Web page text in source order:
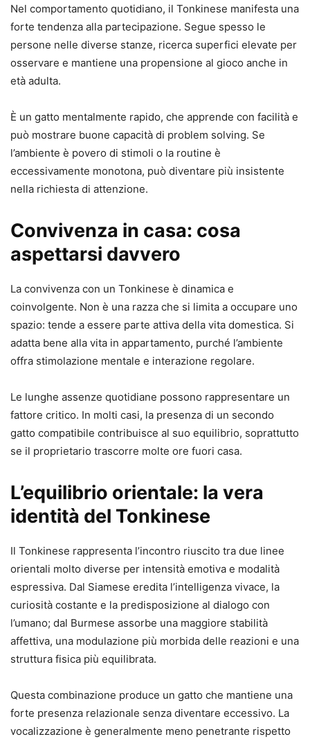
Nel comportamento quotidiano, il Tonkinese manifesta una
forte tendenza alla partecipazione. Segue spesso le
persone nelle diverse stanze, ricerca superfici elevate per
osservare e mantiene una propensione al gioco anche in
età adulta.
È un gatto mentalmente rapido, che apprende con facilità e
può mostrare buone capacità di problem solving. Se
l’ambiente è povero di stimoli o la routine è
eccessivamente monotona, può diventare più insistente
nella richiesta di attenzione.
Convivenza in casa: cosa
aspettarsi davvero
La convivenza con un Tonkinese è dinamica e
coinvolgente. Non è una razza che si limita a occupare uno
spazio: tende a essere parte attiva della vita domestica. Si
adatta bene alla vita in appartamento, purché l’ambiente
offra stimolazione mentale e interazione regolare.
Le lunghe assenze quotidiane possono rappresentare un
fattore critico. In molti casi, la presenza di un secondo
gatto compatibile contribuisce al suo equilibrio, soprattutto
se il proprietario trascorre molte ore fuori casa.
L’equilibrio orientale: la vera
identità del Tonkinese
Il Tonkinese rappresenta l’incontro riuscito tra due linee
orientali molto diverse per intensità emotiva e modalità
espressiva. Dal Siamese eredita l’intelligenza vivace, la
curiosità costante e la predisposizione al dialogo con
l’umano; dal Burmese assorbe una maggiore stabilità
affettiva, una modulazione più morbida delle reazioni e una
struttura fisica più equilibrata.
Questa combinazione produce un gatto che mantiene una
forte presenza relazionale senza diventare eccessivo. La
vocalizzazione è generalmente meno penetrante rispetto